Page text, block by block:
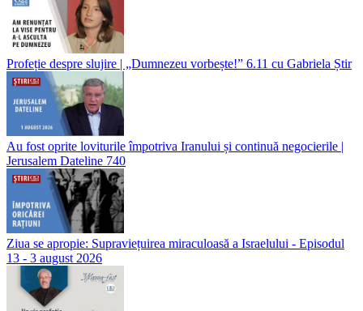
Profeție despre slujire | „Dumnezeu vorbește!” 6.11 cu Gabriela Știr
Au fost oprite loviturile împotriva Iranului și continuă negocierile |
Jerusalem Dateline 740
Ziua se apropie: Supraviețuirea miraculoasă a Israelului - Episodul
13 - 3 august 2026